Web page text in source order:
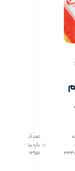
تعداد
بازدید :
12951